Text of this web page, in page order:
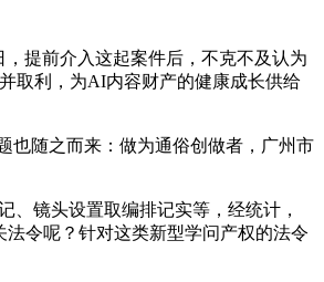
提前介入这起案件后，不克不及认为
取利，为AI内容财产的健康成长供给
随之而来：做为通俗创做者，广州市
镜头设置取编排记实等，经统计，
令呢？针对这类新型学问产权的法令